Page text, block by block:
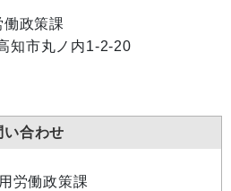
政策課
市丸ノ内1-2-20
い合わせ
労働政策課